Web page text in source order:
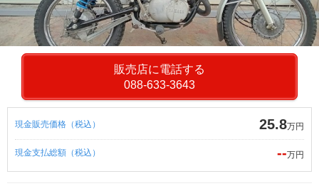
販売店に電話する
088-633-3643
現金販売価格（税込） 25.8万円
現金支払総額（税込） --万円